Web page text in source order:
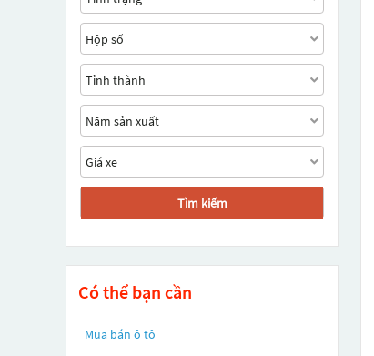
Tìm kiếm
Có thể bạn cần
Mua bán ô tô